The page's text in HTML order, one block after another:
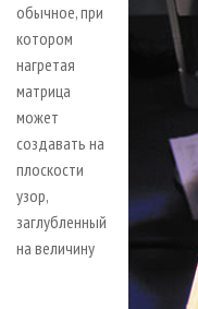
обычное, при
котором
нагретая
матрица
может
создавать на
плоскости
узор,
заглубленный
на величину